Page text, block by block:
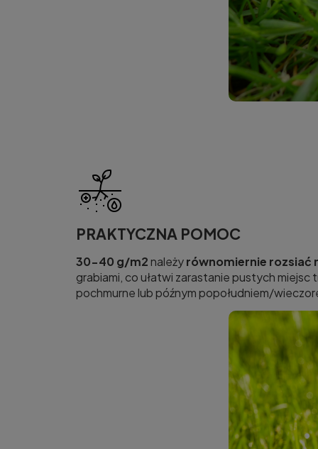
PRAKTYCZNA POMOC
30-40 g/m2należyrównomiernie rozsiać
grabiami, co ułatwi zarastanie pustych
pochmurne lub późnym popołudniem/